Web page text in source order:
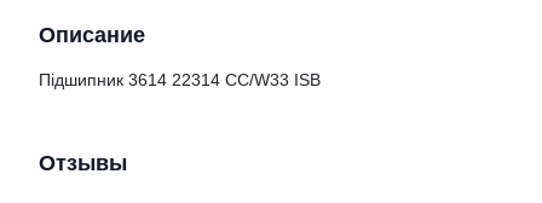
Описание
Підшипник 3614 22314 CC/W33 ISB
Отзывы